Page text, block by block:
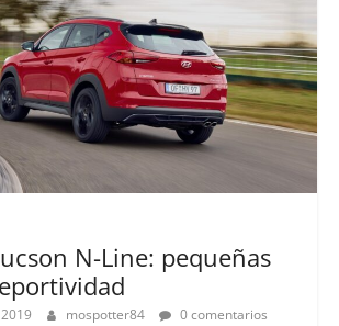
N-Line: pequeñas
mospotter84
0 comentarios